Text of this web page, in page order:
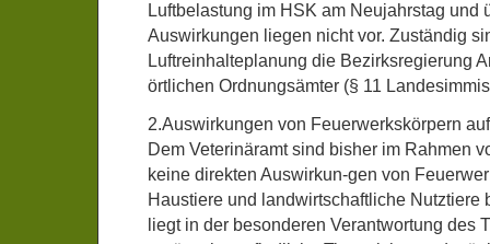
Luftbelastung im HSK am Neujahrstag und
Auswirkungen liegen nicht vor. Zuständig
Luftreinhalteplanung die Bezirksregierung
örtlichen Ordnungsämter (§ 11
2.Auswirkungen von Feuerwerkskörpern
Dem Veterinäramt sind bisher im Rahmen
keine direkten Auswirkun-gen von
Haustiere und landwirtschaftliche Nutztiere
liegt in der besonderen Verantwortung des